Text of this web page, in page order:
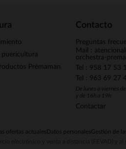
puericultura
Prémaman
Contacto
Preguntas
Mail :
orchestra-
Tel : 958 17 53
Tel : 963 69 27
De lunes a viernes
y de 16h a 19h
Contactar
ofertas actuales Datos personalesGestión de